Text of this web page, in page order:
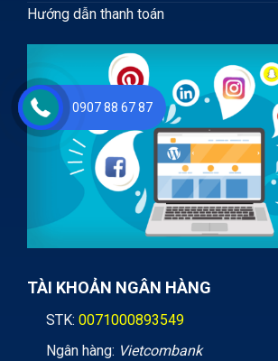
Hướng dẫn thanh toán
TÀI KHOẢN NGÂN HÀNG
STK: 0071000893549
Ngân hàng: Vietcombank
0907 88 67 87